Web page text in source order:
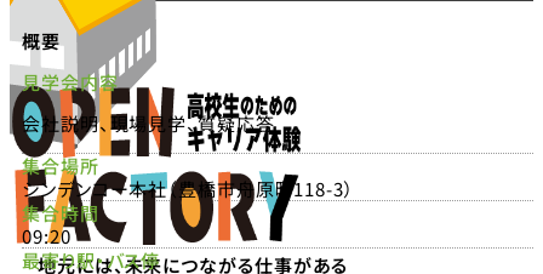
地元には、未来につながる仕事がある
概要
見学会内容
会社説明、現場見学、質疑応答
集合場所
シンデンコー本社（豊橋市舟原町118-3）
集合時間
09:20
最寄り駅・バス停